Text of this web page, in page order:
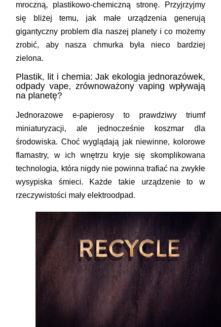
mroczną, plastikowo-chemiczną stronę. Przyjrzyjmy
się bliżej temu, jak małe urządzenia generują
gigantyczny problem dla naszej planety i co możemy
zrobić, aby nasza chmurka była nieco bardziej
zielona.
Plastik, lit i chemia: Jak ekologia jednorazówek,
odpady vape, zrównoważony vaping wpływają
na planetę?
Jednorazowe e-papierosy to prawdziwy triumf
miniaturyzacji, ale jednocześnie koszmar dla
środowiska. Choć wyglądają jak niewinne, kolorowe
flamastry, w ich wnętrzu kryje się skomplikowana
technologia, która nigdy nie powinna trafiać na zwykłe
wysypiska śmieci. Każde takie urządzenie to w
rzeczywistości mały elektroodpad.